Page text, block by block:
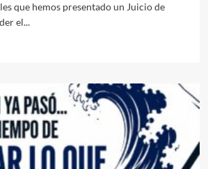
que hemos presentado un Juicio de
el...